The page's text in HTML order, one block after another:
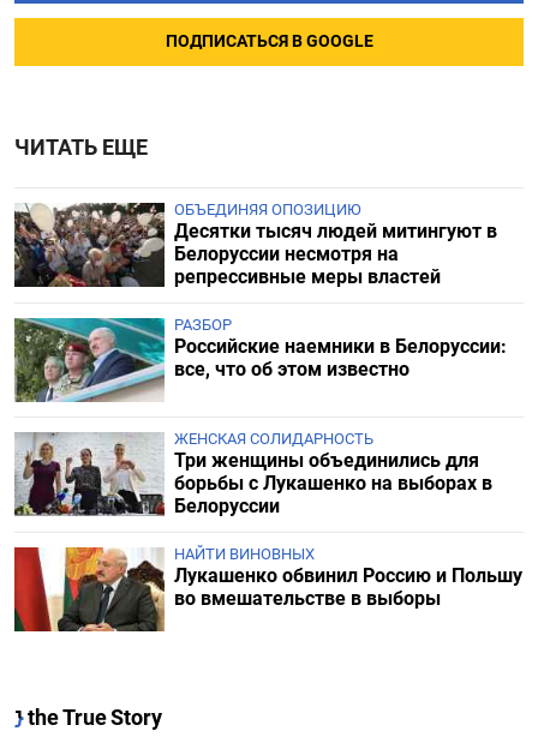
ПОДПИСАТЬСЯ В GOOGLE
ЧИТАТЬ ЕЩЕ
ОБЪЕДИНЯЯ ОПОЗИЦИЮ
Десятки тысяч людей митингуют в
Белоруссии несмотря на
репрессивные меры властей
РАЗБОР
Российские наемники в Белоруссии:
все, что об этом известно
ЖЕНСКАЯ СОЛИДАРНОСТЬ
Три женщины объединились для
борьбы с Лукашенко на выборах в
Белоруссии
НАЙТИ ВИНОВНЫХ
Лукашенко обвинил Россию и Польшу
во вмешательстве в выборы